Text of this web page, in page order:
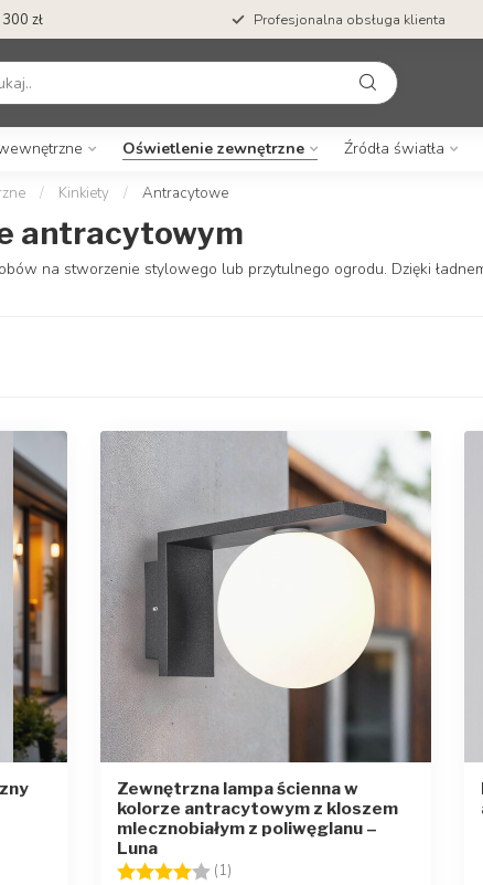
300 zł Profesjonalna obsługa klienta
Oświetlenie zewnętrzne Źródła światła
/ Kinkiety / Antracytowe
antracytowym
na stworzenie stylowego lub przytulnego ogrodu. Dzięki
Zewnętrzna lampa ścienna w
kolorze antracytowym z kloszem
mlecznobiałym z poliwęglanu –
Luna
Ocena:
(1)